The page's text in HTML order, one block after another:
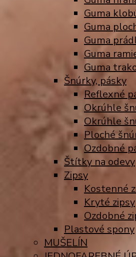
Guma
Guma
Guma
Guma
Guma
Šnúrky, pásky
Reflexné
Okrúhle
Okrúhle
Ploché
Ozdobné
Štítky na odevy
Zipsy
Kostenné
Kryté zipsy
Ozdobné
Plastové spony
MUŠELÍN